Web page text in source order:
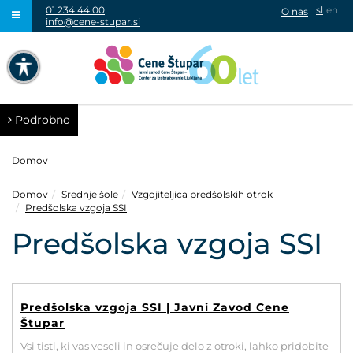
NAVIGACIJA PREKO TIPKOVNICE
VISOK KONTRAST
SIVINE
01 234 44 00
info@cene-stupar.si
sl en
O nas
Podrobno
Domov
Domov Srednje šole
Vzgojiteljica predšolskih otrok
Predšolska vzgoja SSI
Predšolska vzgoja SSI
Predšolska vzgoja SSI | Javni Zavod Cene
Štupar
Vsi tisti, ki vas veseli in osrečuje delo z otroki, lahko pridobite